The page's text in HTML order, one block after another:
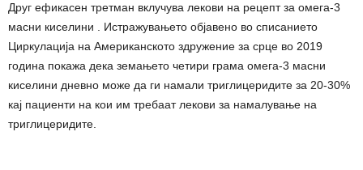
Друг ефикасен третман вклучува лекови на рецепт за омега-3
масни киселини . Истражувањето објавено во списанието
Циркулација на Американското здружение за срце во 2019
година покажа дека земањето четири грама омега-3 масни
киселини дневно може да ги намали триглицеридите за 20-30%
кај пациенти на кои им требаат лекови за намалување на
триглицеридите.